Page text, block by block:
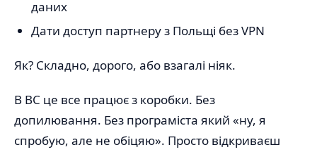
даних
Дати доступ партнеру з Польщі без VPN
Як? Складно, дорого, або взагалі ніяк.
В BC це все працює з коробки. Без
допилювання. Без програміста який «ну, я
спробую, але не обіцяю». Просто відкриваєш